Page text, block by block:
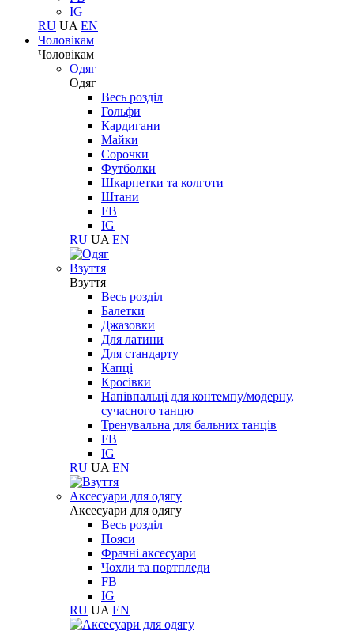
IG
RU UA EN
Чоловікам
Чоловікам
Одяг
Одяг
Весь розділ
Гольфи
Кардигани
Майки
Сорочки
Футболки
Шкарпетки та колготи
Штани
FB
IG
RU UA EN
Взуття
Взуття
Весь розділ
Балетки
Джазовки
Для латини
Для стандарту
Капці
Кросівки
Напівпальці для контемпу/модерну,
сучасного танцю
Тренувальна для бальних танців
FB
IG
RU UA EN
Aксесуари для одягу
Aксесуари для одягу
Весь розділ
Пояси
Фрачні аксесуари
Чохли та портпледи
FB
IG
RU UA EN